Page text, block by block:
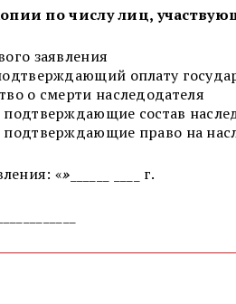
по числу лиц,
заявления
оплату
о смерти наследодателя
состав
право на
«» ______ ____ г.